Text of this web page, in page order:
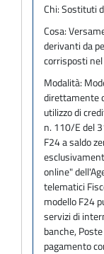
Chi:Sostituti
Cosa:
derivanti da
corrisposti
Modalità:
direttamente
utilizzo di
n. 110/E del
F24 a saldo
online"
telematici
modello F24
servizi di
banche,
pagamento